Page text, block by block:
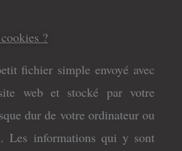
?
fichier simple envoyé avec
web et stocké par votre
dur de votre ordinateur ou
Les informations qui y sont